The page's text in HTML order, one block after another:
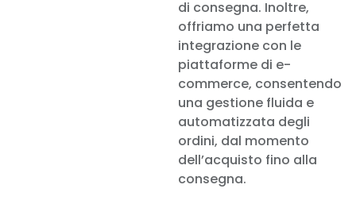
di consegna. Inoltre,
offriamo una perfetta
integrazione con le
piattaforme di e-
commerce, consentendo
una gestione fluida e
automatizzata degli
ordini, dal momento
dell’acquisto fino alla
consegna.